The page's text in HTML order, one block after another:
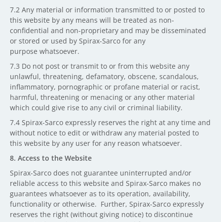
7.2 Any material or information transmitted to or posted to
this website by any means will be treated as non-
confidential and non-proprietary and may be disseminated
or stored or used by Spirax-Sarco for any
purpose whatsoever.
7.3 Do not post or transmit to or from this website any
unlawful, threatening, defamatory, obscene, scandalous,
inflammatory, pornographic or profane material or racist,
harmful, threatening or menacing or any other material
which could give rise to any civil or criminal liability.
7.4 Spirax-Sarco expressly reserves the right at any time and
without notice to edit or withdraw any material posted to
this website by any user for any reason whatsoever.
8. Access to the Website
Spirax-Sarco does not guarantee uninterrupted and/or
reliable access to this website and Spirax-Sarco makes no
guarantees whatsoever as to its operation, availability,
functionality or otherwise. Further, Spirax-Sarco expressly
reserves the right (without giving notice) to discontinue